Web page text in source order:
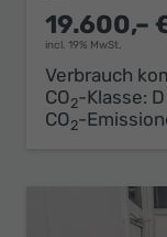
19.600,–
incl. 19% MwSt.
Verbrauch
CO2-Klasse: D
CO2-